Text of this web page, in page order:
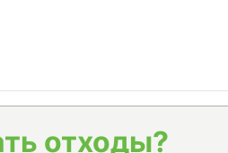
отходы?